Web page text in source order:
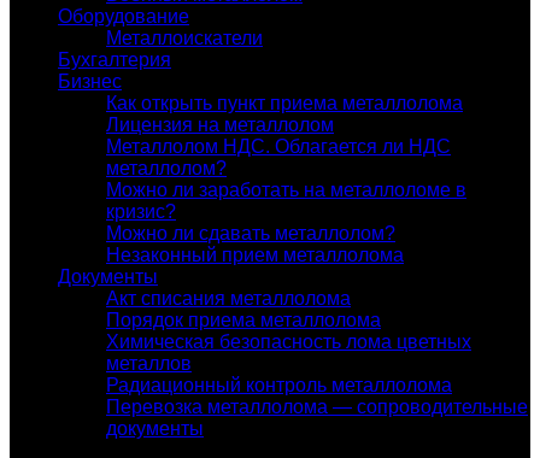
Оборудование
Металлоискатели
Бухгалтерия
Бизнес
Как открыть пункт приема металлолома
Лицензия на металлолом
Металлолом НДС. Облагается ли НДС
металлолом?
Можно ли заработать на металлоломе в
кризис?
Можно ли сдавать металлолом?
Незаконный прием металлолома
Документы
Акт списания металлолома
Порядок приема металлолома
Химическая безопасность лома цветных
металлов
Радиационный контроль металлолома
Перевозка металлолома — сопроводительные
документы